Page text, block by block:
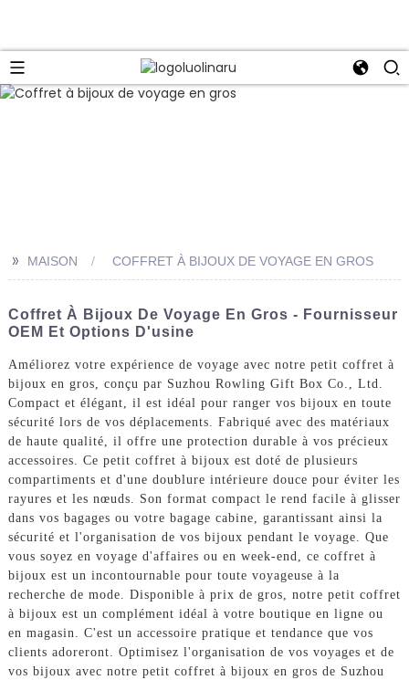
>> MAISON COFFRET À BIJOUX DE VOYAGE EN GROS
Coffret À Bijoux De Voyage En Gros - Fournisseur
OEM Et Options D'usine
Améliorez votre expérience de voyage avec notre petit coffret à
bijoux en gros, conçu par Suzhou Rowling Gift Box Co., Ltd.
Compact et élégant, il est idéal pour ranger vos bijoux en toute
sécurité lors de vos déplacements. Fabriqué avec des matériaux
de haute qualité, il offre une protection durable à vos précieux
accessoires. Ce petit coffret à bijoux est doté de plusieurs
compartiments et d'une doublure intérieure douce pour éviter les
rayures et les nœuds. Son format compact le rend facile à glisser
dans vos bagages ou votre bagage cabine, garantissant ainsi la
sécurité et l'organisation de vos bijoux pendant le voyage. Que
vous soyez en voyage d'affaires ou en week-end, ce coffret à
bijoux est un incontournable pour toute voyageuse à la
recherche de mode. Disponible à prix de gros, notre petit coffret
à bijoux est un complément idéal à votre boutique en ligne ou
en magasin. C'est un accessoire pratique et tendance que vos
clients adoreront. Optimisez l'organisation de vos voyages et de
vos bijoux avec notre petit coffret à bijoux en gros de Suzhou